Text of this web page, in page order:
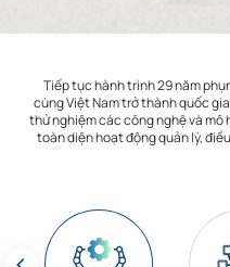
Tiếp tục hành trình 29 năm
cùng Việt Nam trở thành quốc
thử nghiệm các công nghệ và mô
toàn diện hoạt động quản lý,